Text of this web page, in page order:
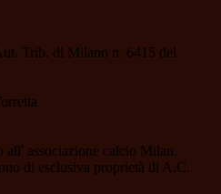
Trib. di Milano n. 6415 del
all' associazione calcio Milan.
di esclusiva proprietà di A.C.